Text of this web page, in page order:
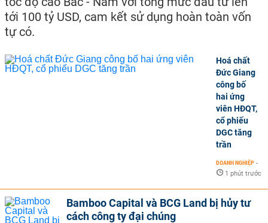
tới 100 tỷ USD, cam kết sử dụng hoàn toàn vốn
tự có.
Hoá chất
Đức Giang
công bố
hai ứng
viên HĐQT,
cổ phiếu
DGC tăng
trần
DOANH NGHIỆP -
1 phút trước
Bamboo Capital và BCG Land bị hủy tư
cách công ty đại chúng